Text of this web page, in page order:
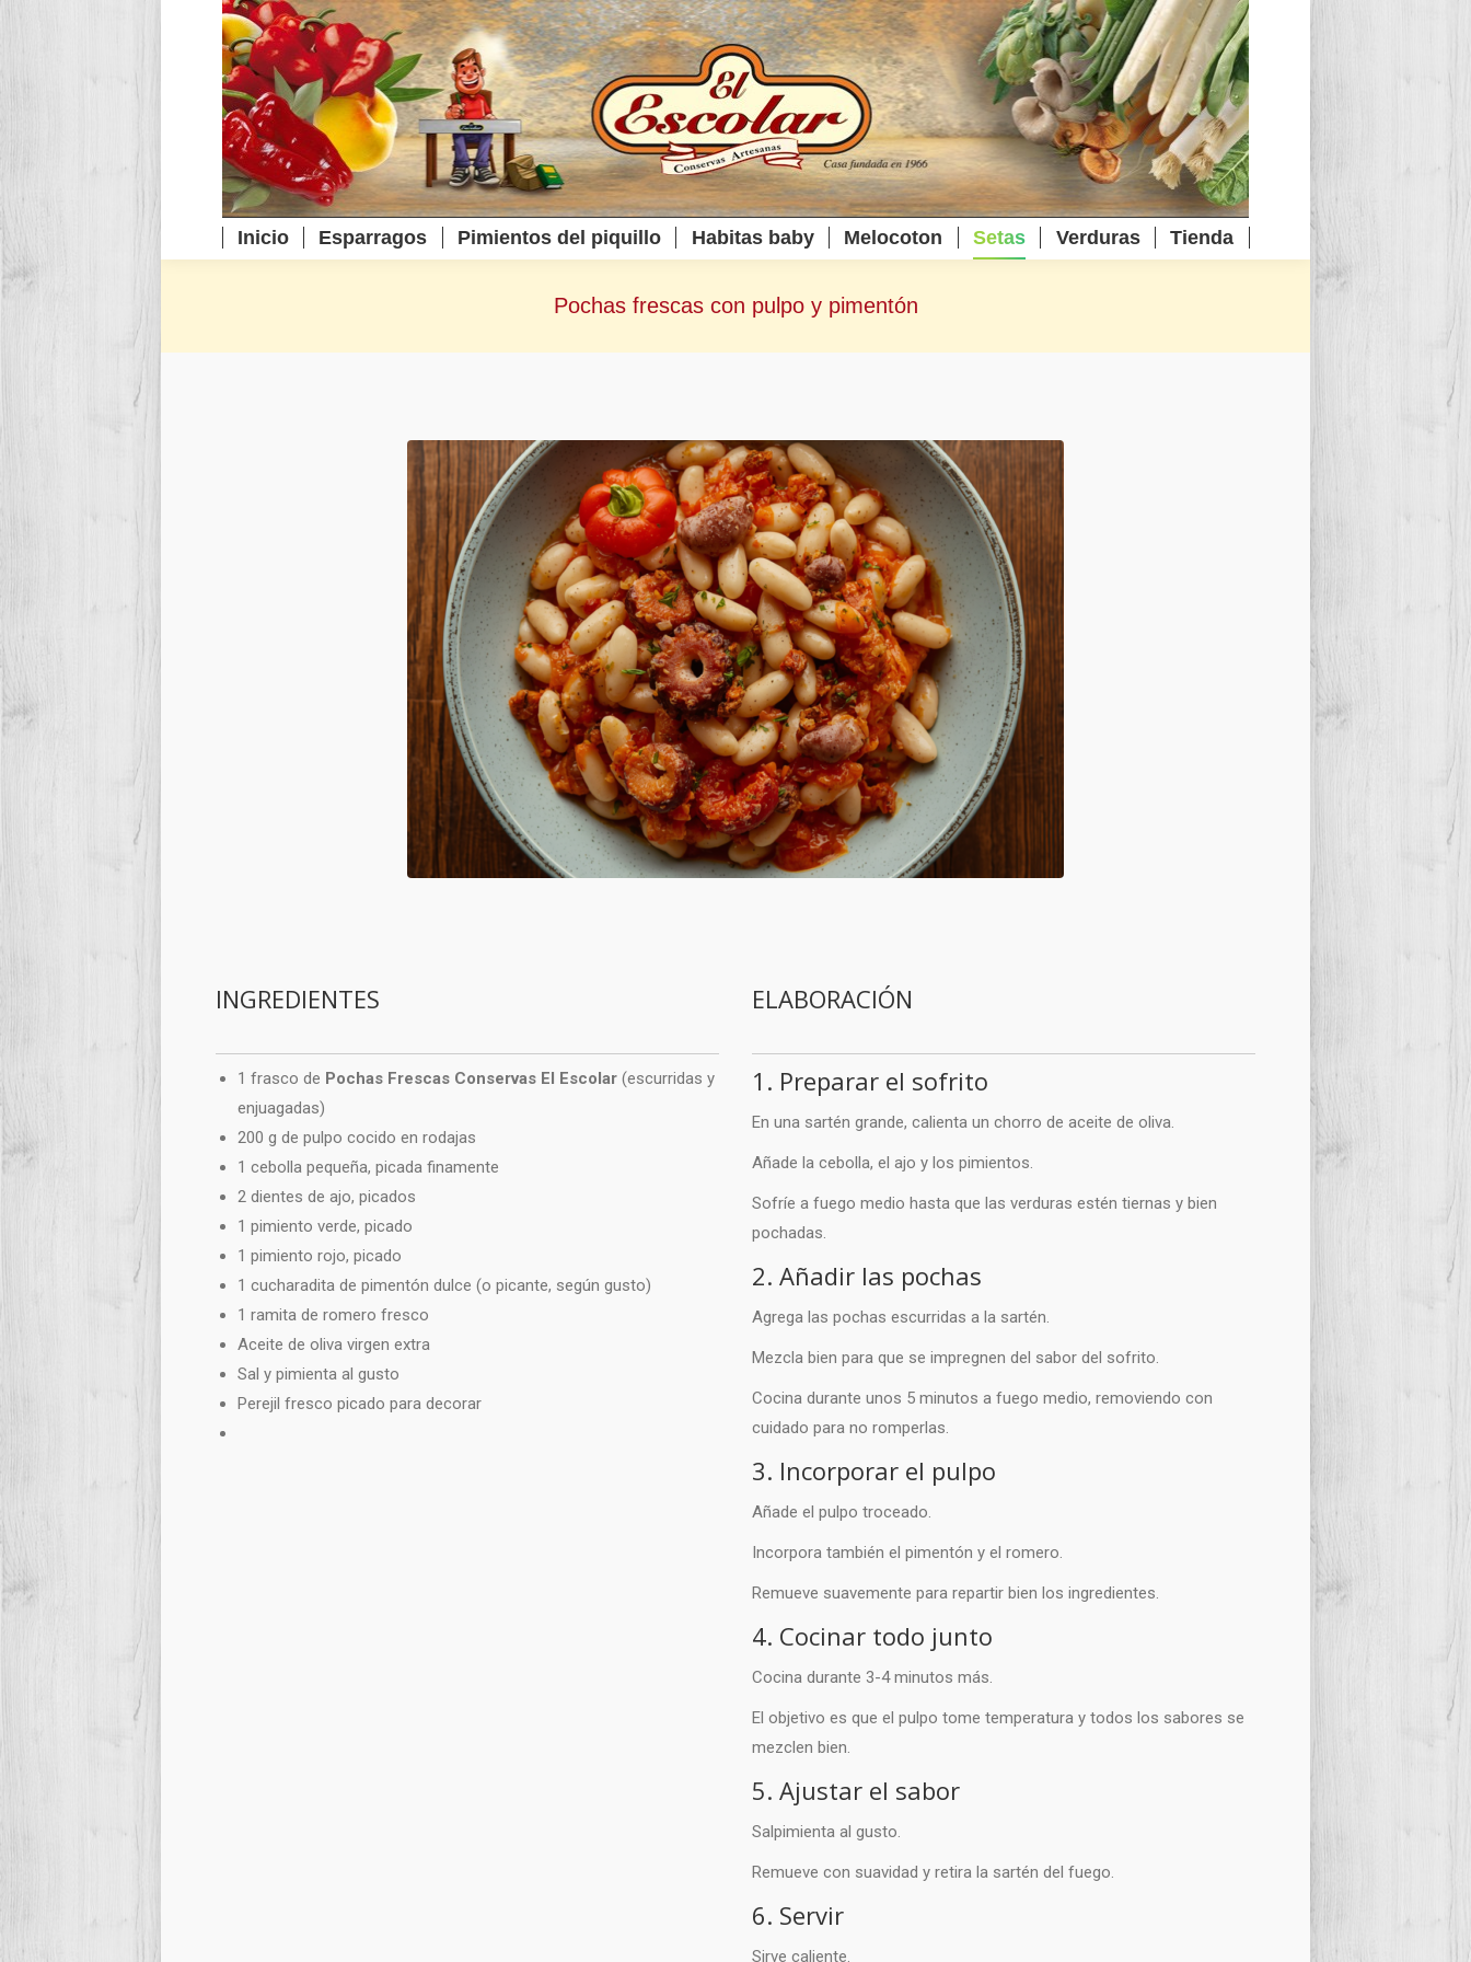
Inicio Esparragos Pimientos del piquillo Habitas baby Melocoton Setas Verduras Tienda
Pochas frescas con pulpo y pimentón
INGREDIENTES
1 frasco de Pochas Frescas Conservas El Escolar (escurridas y
enjuagadas)
200 g de pulpo cocido en rodajas
1 cebolla pequeña, picada finamente
2 dientes de ajo, picados
1 pimiento verde, picado
1 pimiento rojo, picado
1 cucharadita de pimentón dulce (o picante, según gusto)
1 ramita de romero fresco
Aceite de oliva virgen extra
Sal y pimienta al gusto
Perejil fresco picado para decorar
ELABORACIÓN
1. Preparar el sofrito
En una sartén grande, calienta un chorro de aceite de oliva.
Añade la cebolla, el ajo y los pimientos.
Sofríe a fuego medio hasta que las verduras estén tiernas y bien
pochadas.
2. Añadir las pochas
Agrega las pochas escurridas a la sartén.
Mezcla bien para que se impregnen del sabor del sofrito.
Cocina durante unos 5 minutos a fuego medio, removiendo con
cuidado para no romperlas.
3. Incorporar el pulpo
Añade el pulpo troceado.
Incorpora también el pimentón y el romero.
Remueve suavemente para repartir bien los ingredientes.
4. Cocinar todo junto
Cocina durante 3-4 minutos más.
El objetivo es que el pulpo tome temperatura y todos los sabores se
mezclen bien.
5. Ajustar el sabor
Salpimienta al gusto.
Remueve con suavidad y retira la sartén del fuego.
6. Servir
Sirve caliente.